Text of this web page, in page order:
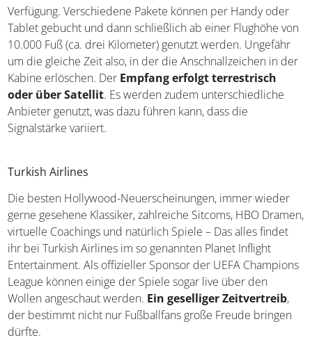
Verfügung. Verschiedene Pakete können per Handy oder
Tablet gebucht und dann schließlich ab einer Flughöhe von
10.000 Fuß (ca. drei Kilometer) genutzt werden. Ungefähr
um die gleiche Zeit also, in der die Anschnallzeichen in der
Kabine erlöschen. Der Empfang erfolgt terrestrisch
oder über Satellit. Es werden zudem unterschiedliche
Anbieter genutzt, was dazu führen kann, dass die
Signalstärke variiert.
Turkish Airlines
Die besten Hollywood-Neuerscheinungen, immer wieder
gerne gesehene Klassiker, zahlreiche Sitcoms, HBO Dramen,
virtuelle Coachings und natürlich Spiele – Das alles findet
ihr bei Turkish Airlines im so genannten Planet Inflight
Entertainment. Als offizieller Sponsor der UEFA Champions
League können einige der Spiele sogar live über den
Wollen angeschaut werden. Ein geselliger Zeitvertreib,
der bestimmt nicht nur Fußballfans große Freude bringen
dürfte.